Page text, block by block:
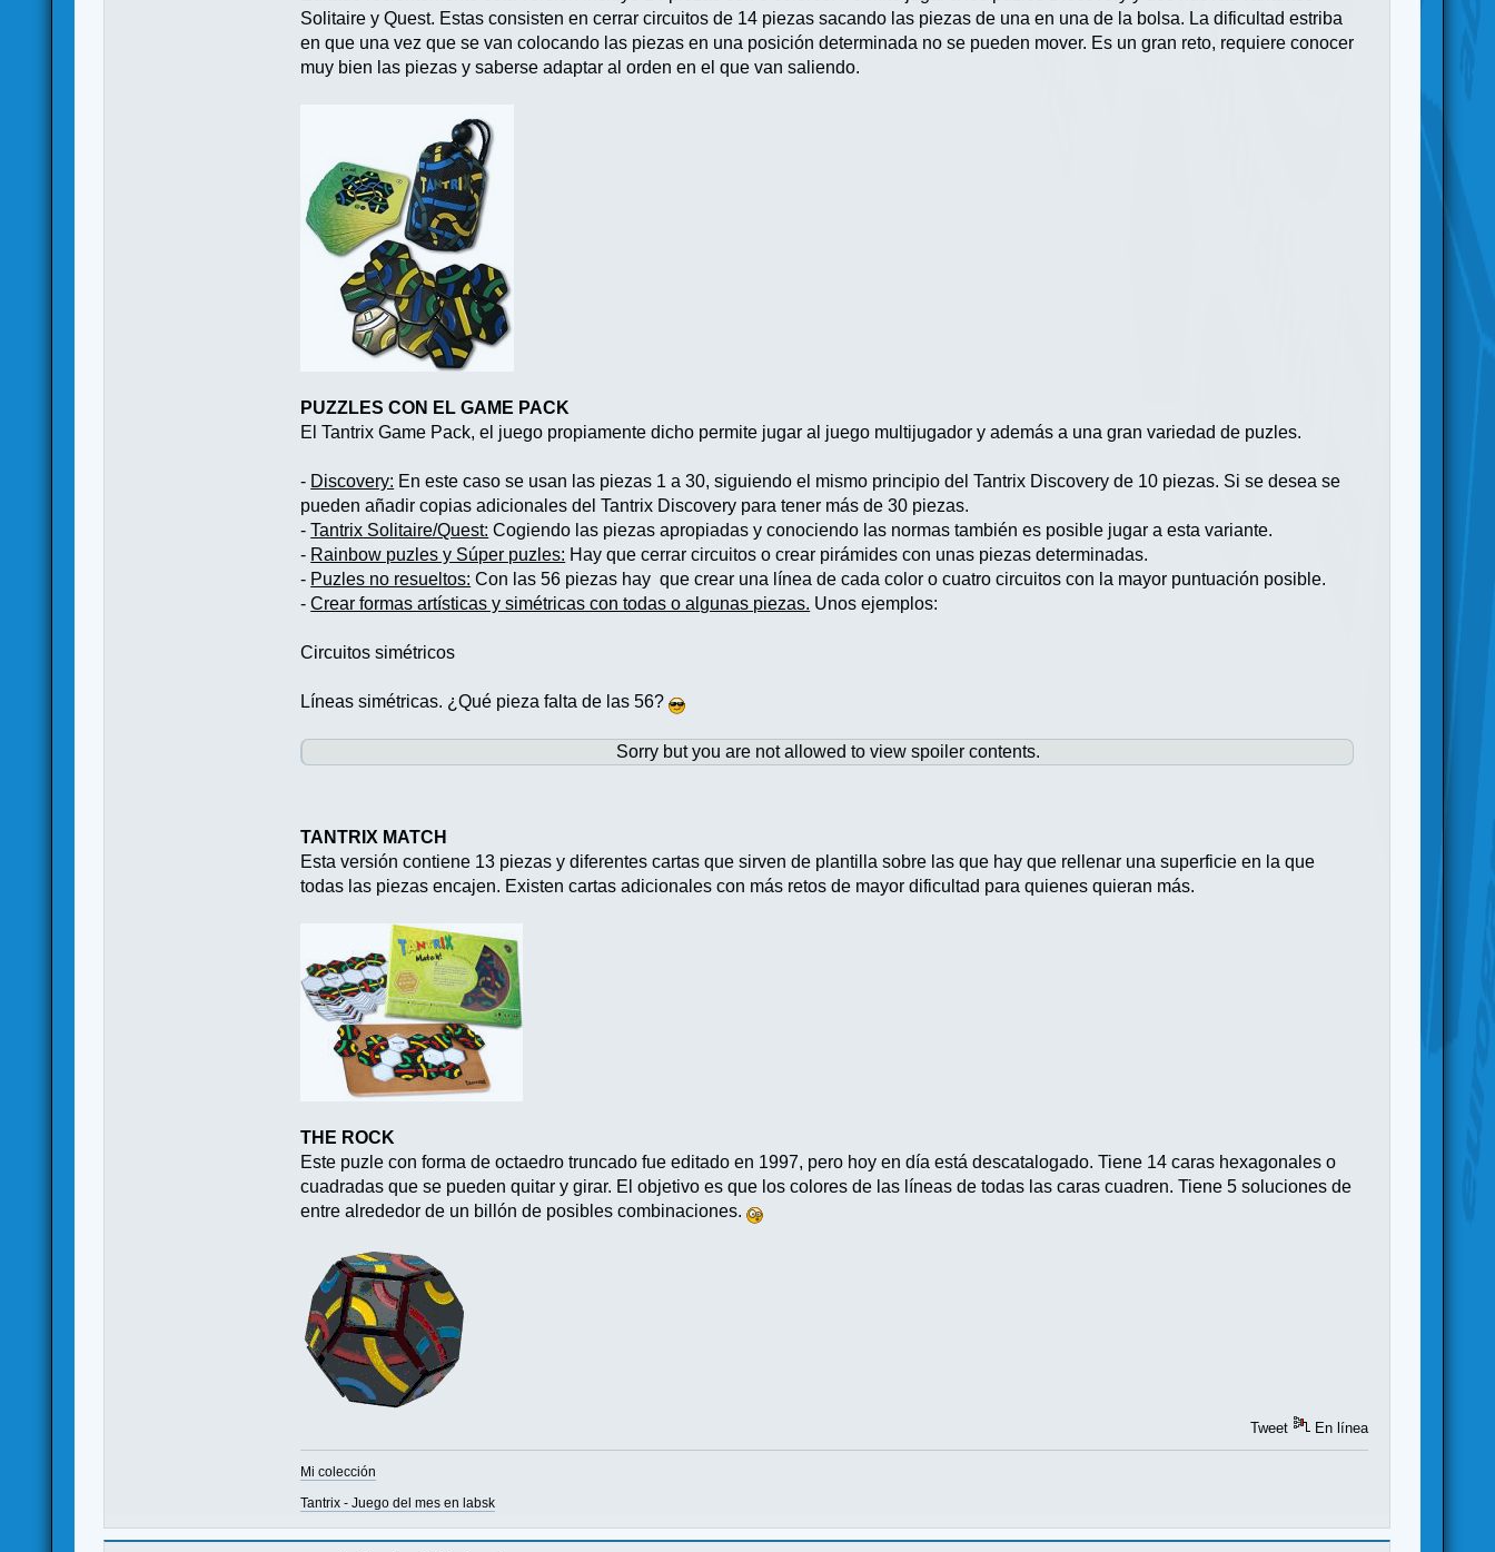
Solitaire y Quest. Estas consisten en cerrar circuitos de 14 piezas sacando las piezas de una en una de la bolsa. La dificultad estriba
en que una vez que se van colocando las piezas en una posición determinada no se pueden mover. Es un gran reto, requiere conocer
muy bien las piezas y saberse adaptar al orden en el que van saliendo.
PUZZLES CON EL GAME PACK
El Tantrix Game Pack, el juego propiamente dicho permite jugar al juego multijugador y además a una gran variedad de puzles.
- Discovery: En este caso se usan las piezas 1 a 30, siguiendo el mismo principio del Tantrix Discovery de 10 piezas. Si se desea se
pueden añadir copias adicionales del Tantrix Discovery para tener más de 30 piezas.
-Tantrix Solitaire/Quest: Cogiendo las piezas apropiadas y conociendo las normas también es posible jugar a esta variante.
- Rainbow puzles y Súper puzles: Hay que cerrar circuitos o crear pirámides con unas piezas determinadas.
- Puzles no resueltos: Con las 56 piezas hay que crear una línea de cada color o cuatro circuitos con la mayor puntuación posible.
-Crear formas artísticas y simétricas con todas o algunas piezas. Unos ejemplos:
Circuitos simétricos
Líneas simétricas. ¿Qué pieza falta de las 56?
Sorry but you are not allowed to view spoiler contents.
TANTRIX MATCH
Esta versión contiene 13 piezas y diferentes cartas que sirven de plantilla sobre las que hay que rellenar una superficie en la que
todas las piezas encajen. Existen cartas adicionales con más retos de mayor dificultad para quienes quieran más.
THE ROCK
Este puzle con forma de octaedro truncado fue editado en 1997, pero hoy en día está descatalogado. Tiene 14 caras hexagonales o
cuadradas que se pueden quitar y girar. El objetivo es que los colores de las líneas de todas las caras cuadren. Tiene 5 soluciones de
entre alrededor de un billón de posibles combinaciones.
Tweet En línea
Mi colección
Tantrix - Juego del mes en labsk